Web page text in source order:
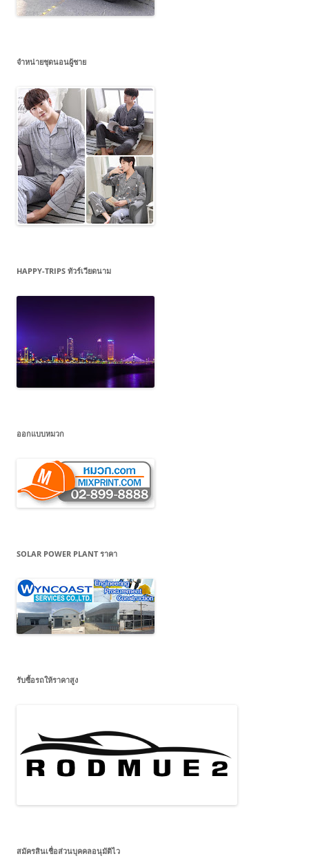
จำหน่ายชุดนอนผู้ชาย
HAPPY-TRIPS ทัวร์เวียดนาม
ออกแบบหมวก
SOLAR POWER PLANT ราคา
รับซื้อรถให้ราคาสูง
สมัครสินเชื่อส่วนบุคคลอนุมัติไว